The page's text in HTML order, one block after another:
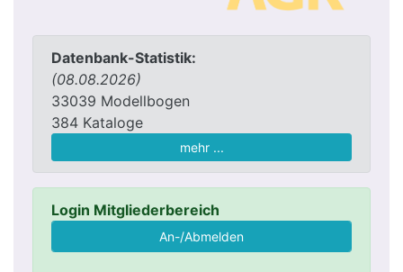
Datenbank-Statistik:
(08.08.2026)
33039 Modellbogen
384 Kataloge
mehr ...
Login Mitgliederbereich